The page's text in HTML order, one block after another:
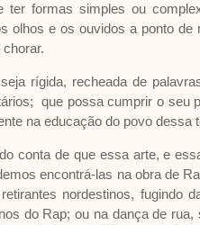
ter formas simples ou
olhos e os ouvidos a ponto
rígida, recheada de
que possa cumprir o
na educação do povo dessa
conta de que essa arte, e
encontrá-las na obra de
nordestinos, fugindo
do Rap; ou na dança de